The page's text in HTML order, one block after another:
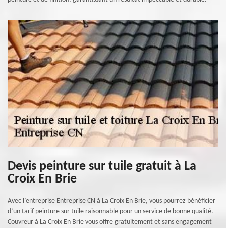
Devis peinture sur tuile gratuit à La
Croix En Brie
Avec l’entreprise Entreprise CN à La Croix En Brie, vous pourrez bénéficier
d’un tarif peinture sur tuile raisonnable pour un service de bonne qualité.
Couvreur à La Croix En Brie vous offre gratuitement et sans engagement